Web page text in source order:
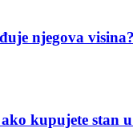
njegova visina?
kupujete stan